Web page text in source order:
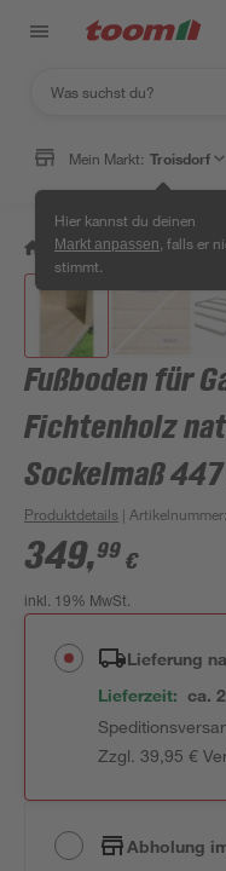
Mein Markt: Troisdorf
Hier kannst du deinen
Markt anpassen , falls er
stimmt.
/ Garten & Freizeit /
Fußboden für
Fichtenholz
Sockelmaß
Produktdetails | Artikelnummer
349,99 €
inkl. 19% MwSt.
Lieferung
Lieferzeit: ca.
Zzgl. 39,95 €
Abholung